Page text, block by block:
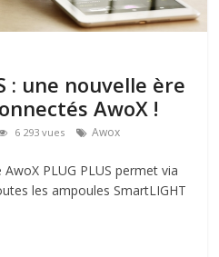
: une nouvelle ère
AwoX !
6 293 vues Awox
PLUG PLUS permet via
les ampoules SmartLIGHT